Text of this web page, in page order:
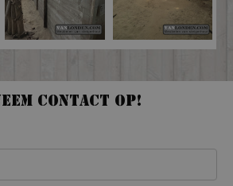
contact op!